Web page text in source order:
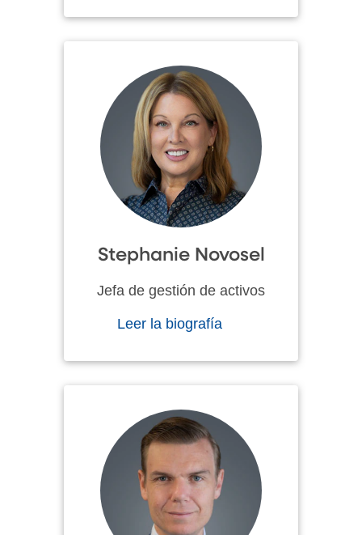
Stephanie Novosel
Jefa de gestión de activos
Leer la biografía